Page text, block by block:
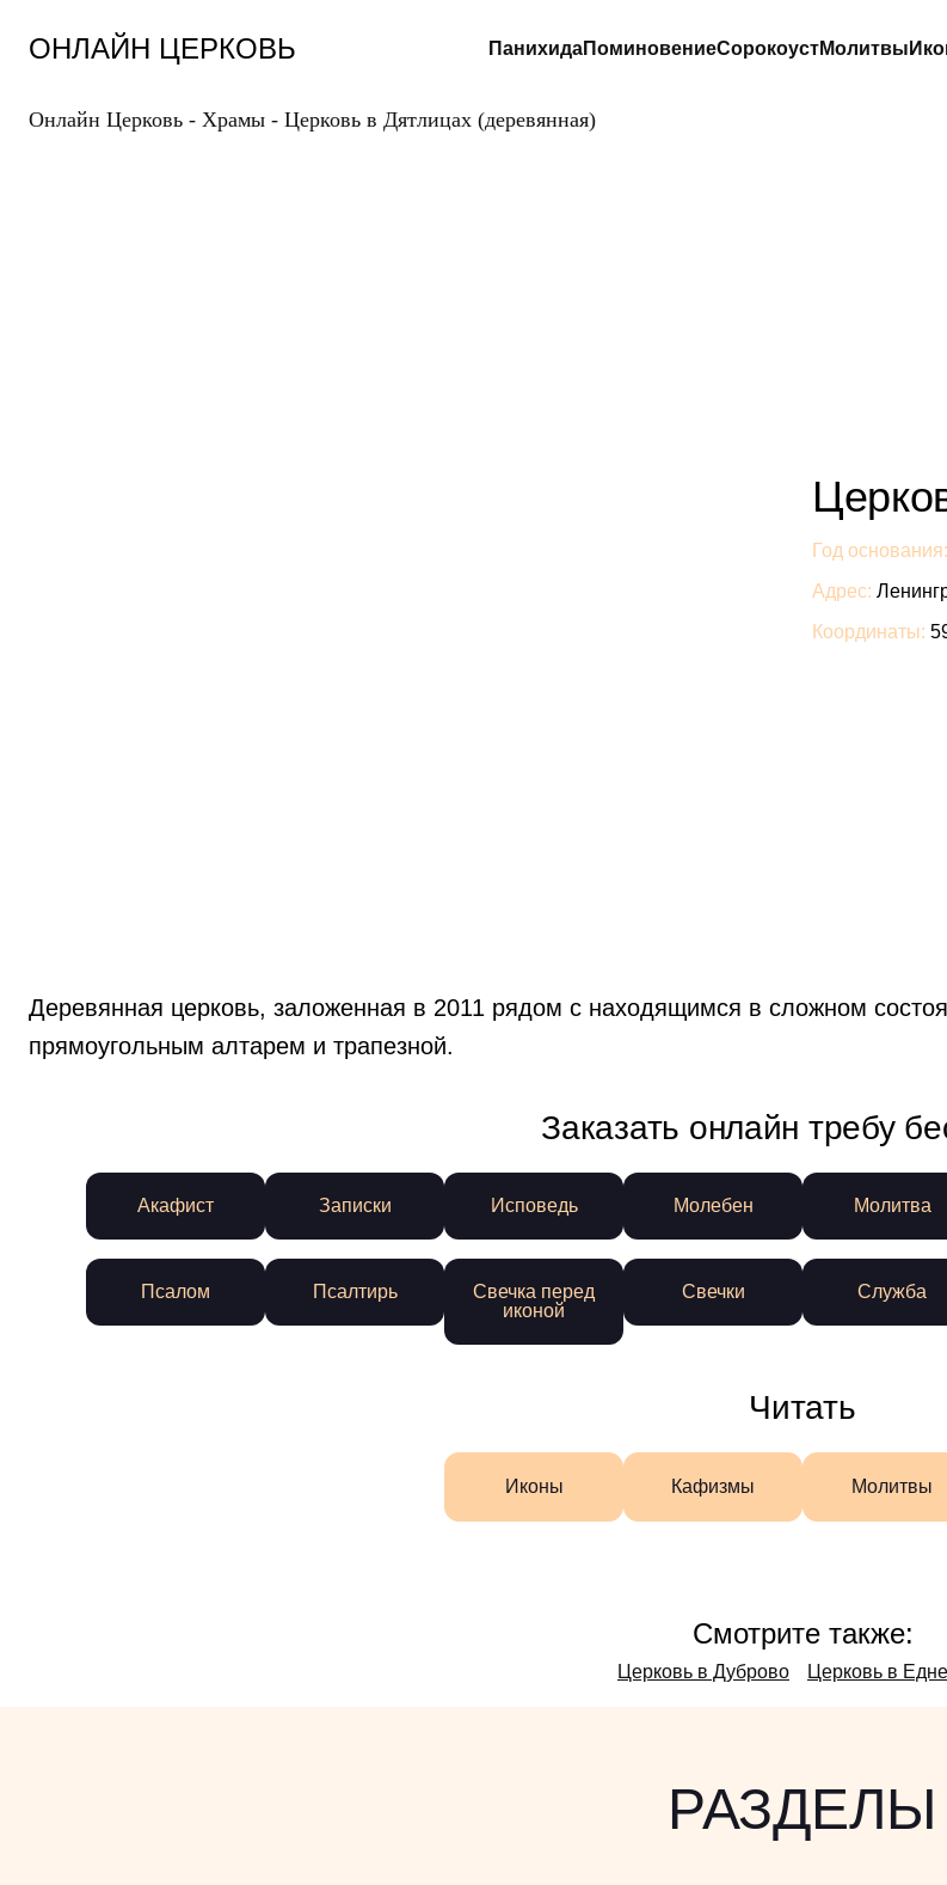
содержанию
ОНЛАЙН ЦЕРКОВЬ ПанихидаПоминовениеСорокоустМолитвы
Онлайн Церковь - Храмы - Церковь в Дятлицах (деревянная)
Год основания:
Адрес:
Координаты:
Деревянная церковь, заложенная в 2011 рядом с находящимся в сложном
прямоугольным алтарем и трапезной.
Заказать онлайн требу
Акафист Записки Исповедь Молебен Молитва
Псалом Псалтирь
Свечка перед
иконой
Свечки Служба
Читать
Иконы Кафизмы Молитвы
Смотрите также:
Церковь в Дуброво Церковь в
РАЗДЕЛЫ